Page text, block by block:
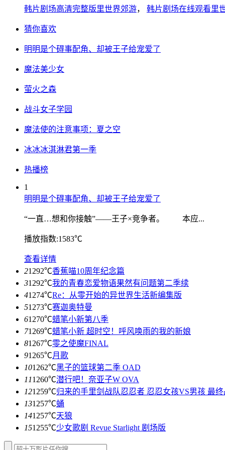
韩片剧场高清完整版里世界郊游， 韩片剧场在线观看里
猜你喜欢
明明是个碍事配角、却被王子给宠爱了
魔法美少女
萤火之森
战斗女子学园
魔法使的注意事项：夏之空
冰冰冰淇淋君第一季
热播榜
1
明明是个碍事配角、却被王子给宠爱了
“一直…想和你接触”——王子×竞争者。 本应...
播放指数:1583℃
查看详情
21292℃香蕉喵10周年纪念篇
31292℃我的青春恋爱物语果然有问题第二季续
41274℃Re：从零开始的异世界生活新编集版
51273℃赛迦奥特曼
61270℃蜡笔小新第八季
71269℃蜡笔小新 超时空！呼风唤雨的我的新娘
81267℃零之使魔FINAL
91265℃月歌
101262℃黑子的篮球第二季 OAD
111260℃潜行吧！奈亚子W OVA
121259℃归来的手里剑战队忍忍者 忍忍女孩VS男孩 最
131257℃蛹
141257℃天狼
151255℃少女歌剧 Revue Starlight 剧场版